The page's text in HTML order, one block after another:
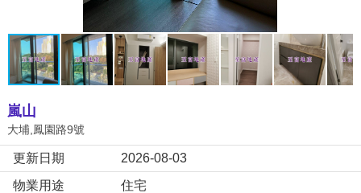
嵐山
大埔,鳳園路9號
更新日期
2026-08-03
物業用途
住宅